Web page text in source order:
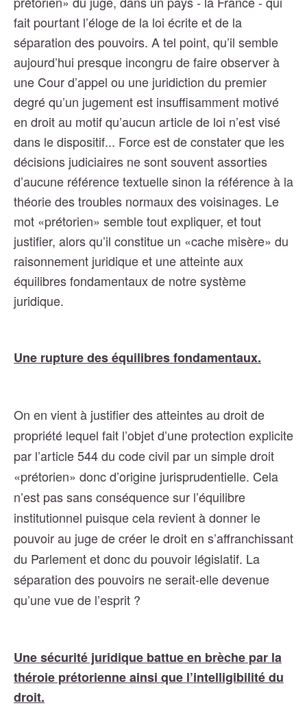
fait pourtant l’éloge de la loi écrite et de la
séparation des pouvoirs. A tel point, qu’il semble
aujourd’hui presque incongru de faire observer à
une Cour d’appel ou une juridiction du premier
degré qu’un jugement est insuffisamment motivé
en droit au motif qu’aucun article de loi n’est visé
dans le dispositif... Force est de constater que les
décisions judiciaires ne sont souvent assorties
d’aucune référence textuelle sinon la référence à la
théorie des troubles normaux des voisinages. Le
mot «prétorien» semble tout expliquer, et tout
justifier, alors qu’il constitue un «cache misère» du
raisonnement juridique et une atteinte aux
équilibres fondamentaux de notre système
juridique.
Une rupture des équilibres fondamentaux.
On en vient à justifier des atteintes au droit de
propriété lequel fait l’objet d’une protection explicite
par l’article 544 du code civil par un simple droit
«prétorien» donc d’origine jurisprudentielle. Cela
n’est pas sans conséquence sur l’équilibre
institutionnel puisque cela revient à donner le
pouvoir au juge de créer le droit en s’affranchissant
du Parlement et donc du pouvoir législatif. La
séparation des pouvoirs ne serait-elle devenue
qu’une vue de l’esprit ?
Une sécurité juridique battue en brèche par la
théroie prétorienne ainsi que l’intelligibilité du
droit.